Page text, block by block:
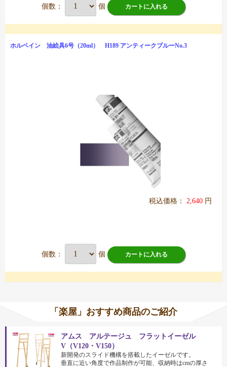
個数： 個 カートに入れる
ホルベイン 油絵具6号（20ml） H189 アンティークブルーNo.3
税込価格： 2,640 円
個数： 個 カートに入れる
「楽屋」おすすめ商品のご紹介
アムス アルテージュ フラットイーゼル
V（V120・V150）
新開発のスライド機構を搭載したイーゼルです。
垂直に近い角度で作品制作が可能、収納時はcmの厚さ